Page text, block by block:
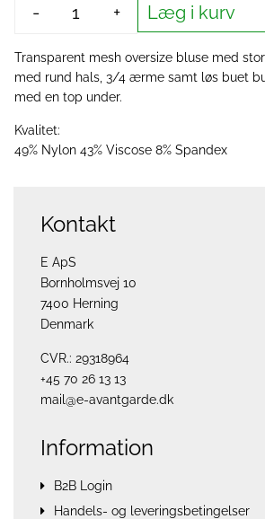
- + Læg i kurv
Transparent mesh oversize bluse med
med rund hals, 3/4 ærme samt løs buet
med en top under.
Kvalitet:
49% Nylon 43% Viscose 8% Spandex
Kontakt
E ApS
Bornholmsvej 10
7400 Herning
Denmark
CVR.: 29318964
+45 70 26 13 13
mail@e-avantgarde.dk
Information
B2B Login
Handels- og leveringsbetingelser